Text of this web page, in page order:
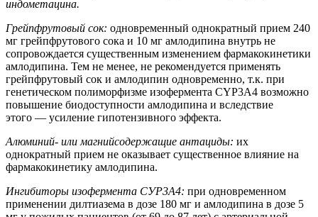
индометацина.
Грейпфрутовый сок: одновременный однократный прием 240
мг грейпфрутового сока и 10 мг амлодипина внутрь не
сопровождается существенным изменением фармакокинетики
амлодипина. Тем не менее, не рекомендуется применять
грейпфрутовый сок и амлодипин одновременно, т.к. при
генетическом полиморфизме изофермента CYP3A4 возможно
повышение биодоступности амлодипина и вследствие
этого — усиление гипотензивного эффекта.
Алюминий- или магнийсодержащие антациды: их
однократный прием не оказывает существенное влияние на
фармакокинетику амлодипина.
Ингибиторы изофермента СУР3A4: при одновременном
применении дилтиазема в дозе 180 мг и амлодипина в дозе 5